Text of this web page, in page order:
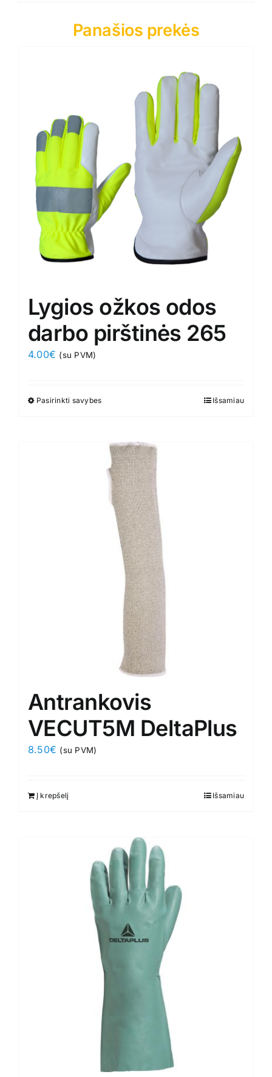
Panašios prekės
Lygios ožkos odos
darbo pirštinės 265
4.00€ (su PVM)
Pasirinkti savybesThis
multiple
variants.
The
options
may
chosen
product
page
Išsamiau
Antrankovis
VECUT5M DeltaPlus
8.50€ (su PVM)
Į krepšelį Išsamiau